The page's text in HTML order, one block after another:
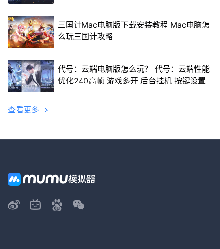
三国计Mac电脑版下载安装教程 Mac电脑怎
么玩三国计攻略
代号：云端电脑版怎么玩？ 代号：云端性能
优化240高帧 游戏多开 后台挂机 按键设置
查看更多